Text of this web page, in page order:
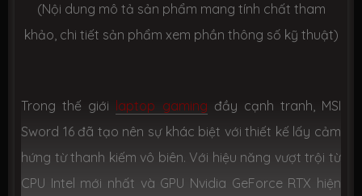
Số slot
VGA tích
hợp
Intel® UHD Graphics
VGA
chuyên
dụng
Nvidia Geforce RTX 4050 6GB GDDR6 +
MUX switch
(Nội dung mô tả sản phẩm mang tính chất tham
khảo, chi tiết sản phẩm xem phần thông số kỹ thuật)
Trong thế giới laptop gaming đầy cạnh tranh, MSI
Sword 16 đã tạo nên sự khác biệt với thiết kế lấy cảm
hứng từ thanh kiếm vô biên. Với hiệu năng vượt trội từ
CPU Intel mới nhất và GPU Nvidia GeForce RTX hiện